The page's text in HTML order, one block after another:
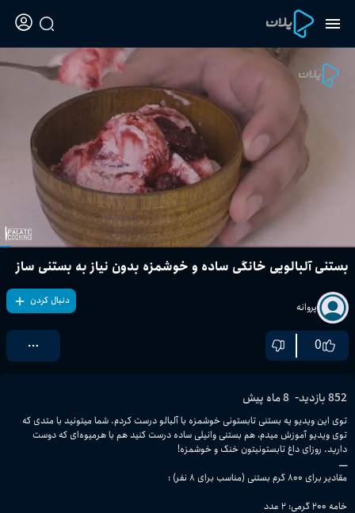
بستنی آلبالویی خانگی ساده و خوشمزه بدون نیاز به بستنی ساز
پروانه دنبال کردن
0
852بازدید- 8 ماه پیش
توی این ویدیو یه بستنی تابستونی خوشمزه با آلبالو درست کردم. شما میتونید با متدی که
توی ویدیو آموزش میدم، هم بستنی وانیلی ساده درست کنید هم با هرمیوه‌ای که دوست